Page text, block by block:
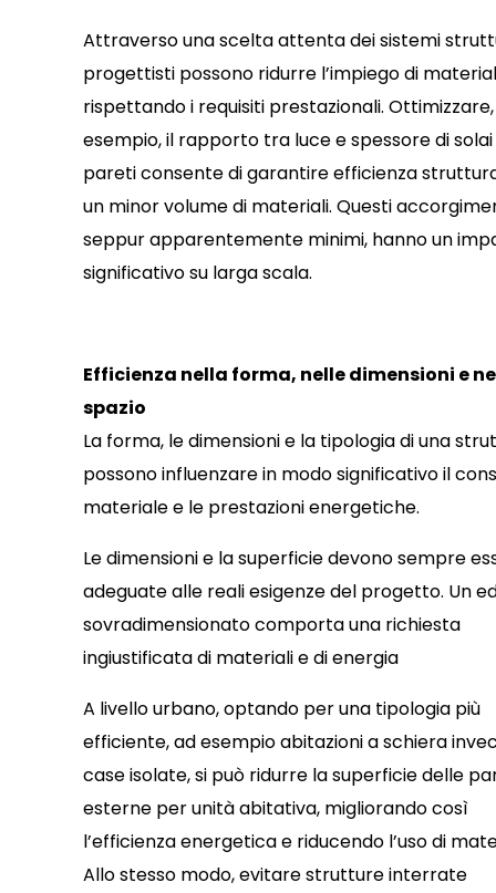
Attraverso una scelta attenta dei sistemi
progettisti possono ridurre l’impiego di
rispettando i requisiti prestazionali.
esempio, il rapporto tra luce e spessore di solai
pareti consente di garantire efficienza
un minor volume di materiali. Questi
seppur apparentemente minimi, hanno un
significativo su larga scala.
Efficienza nella forma, nelle dimensioni e
spazio
La forma, le dimensioni e la tipologia di una
possono influenzare in modo significativo il
materiale e le prestazioni energetiche.
Le dimensioni e la superficie devono sempre
adeguate alle reali esigenze del progetto. Un
sovradimensionato comporta una richiesta
ingiustificata di materiali e di energia
A livello urbano, optando per una tipologia più
efficiente, ad esempio abitazioni a schiera
case isolate, si può ridurre la superficie delle
esterne per unità abitativa, migliorando così
l’efficienza energetica e riducendo l’uso di
Allo stesso modo, evitare strutture interrate